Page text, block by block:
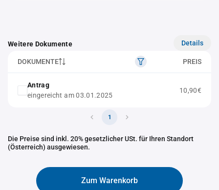
Weitere Dokumente Details
DOKUMENTE PREIS
Antrag
eingereicht am 03.01.2025
10,90€
1
Die Preise sind inkl. 20% gesetzlicher USt. für Ihren Standort
(Österreich) ausgewiesen.
Zum Warenkorb